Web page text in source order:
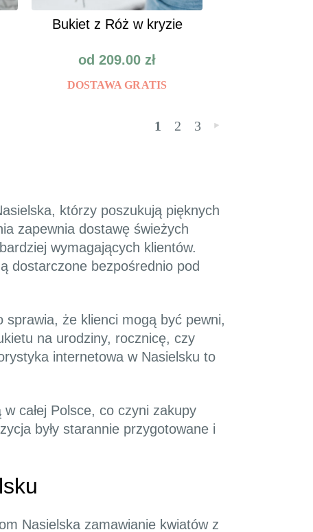
Bukiet z Róż w kryzie
od 209.00 zł
DOSTAWA GRATIS
1 2 3 »
którzy poszukują pięknych
zapewnia dostawę świeżych
wymagających klientów.
dostarczone bezpośrednio pod
sprawia, że klienci mogą być pewni,
na urodziny, rocznicę, czy
internetowa w Nasielsku to
całej Polsce, co czyni zakupy
były starannie przygotowane i
Nasielska zamawianie kwiatów z